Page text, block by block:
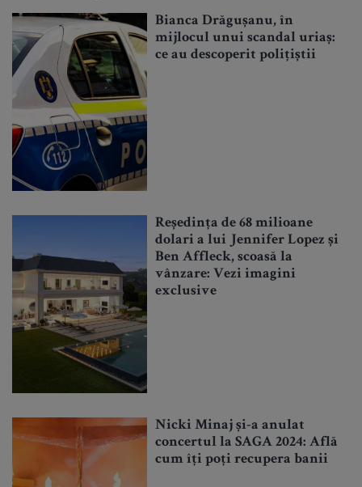
Bianca Drăgușanu, în
mijlocul unui scandal uriaș:
ce au descoperit polițiștii
Reședința de 68 milioane
dolari a lui Jennifer Lopez și
Ben Affleck, scoasă la
vânzare: Vezi imagini
exclusive
Nicki Minaj și-a anulat
concertul la SAGA 2024: Află
cum îți poți recupera banii